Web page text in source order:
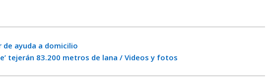
ayuda a domicilio
tejerán 83.200 metros de lana / Videos y fotos